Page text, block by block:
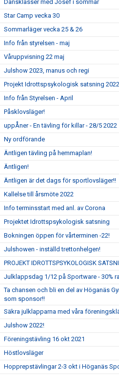
Dansklasser med Josef i sommar
Star Camp vecka 30
Sommarläger vecka 25 & 26
Info från styrelsen - maj
Våruppvisning 22 maj
Julshow 2023, manus och regi
Projekt Idrottspsykologisk satsning
Info från Styrelsen - April
Påsklovsläger!
uppÅner - En tävling för killar - 28/5 2022
Ny ordförande
Äntligen tävling på hemmaplan!
Äntligen!
Äntligen är det dags för sportlovsläger!!
Kallelse till årsmöte 2022
Info terminsstart med anl. av Corona
Projektet Idrottspsykologisk satsning
Bokningen öppen för vårterminen -22!
Julshowen - inställd trettonhelgen!
PROJEKT IDROTTSPSYKOLOGISK
Julklappsdag 1/12 på Sportware - 30%
Ta chansen och bli en del av Höganäs
som sponsor!!
Säkra julklapparna med våra
Julshow 2022!
Föreningstävling 16 okt 2021
Höstlovsläger
Hopprepstävlingar 2-3 okt i Höganäs